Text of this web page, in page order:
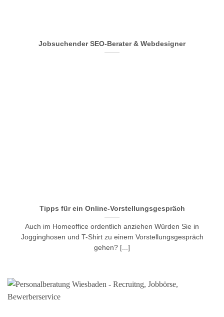
Jobsuchender SEO-Berater & Webdesigner
Tipps für ein Online-Vorstellungsgespräch
Auch im Homeoffice ordentlich anziehen Würden Sie in
Jogginghosen und T-Shirt zu einem Vorstellungsgespräch
gehen? [...]